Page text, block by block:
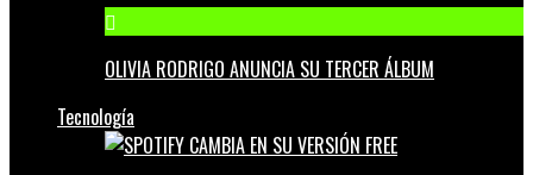
OLIVIA RODRIGO ANUNCIA SU TERCER ÁLBUM
Tecnología